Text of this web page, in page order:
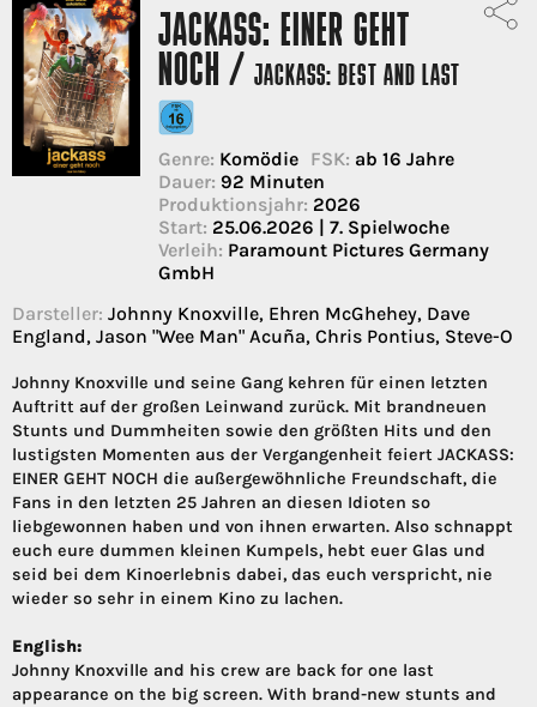
JACKASS: EINER GEHT
NOCH /JACKASS: BEST AND LAST
Genre: Komödie FSK: ab 16 Jahre
Dauer: 92 Minuten
Produktionsjahr: 2026
Start: 25.06.2026 | 7. Spielwoche
Verleih: Paramount Pictures Germany
GmbH
Darsteller: Johnny Knoxville, Ehren McGhehey, Dave
England, Jason "Wee Man" Acuña, Chris Pontius, Steve-O
Johnny Knoxville und seine Gang kehren für einen letzten
Auftritt auf der großen Leinwand zurück. Mit brandneuen
Stunts und Dummheiten sowie den größten Hits und den
lustigsten Momenten aus der Vergangenheit feiert JACKASS:
EINER GEHT NOCH die außergewöhnliche Freundschaft, die
Fans in den letzten 25 Jahren an diesen Idioten so
liebgewonnen haben und von ihnen erwarten. Also schnappt
euch eure dummen kleinen Kumpels, hebt euer Glas und
seid bei dem Kinoerlebnis dabei, das euch verspricht, nie
wieder so sehr in einem Kino zu lachen.
English:
Johnny Knoxville and his crew are back for one last
appearance on the big screen. With brand-new stunts and